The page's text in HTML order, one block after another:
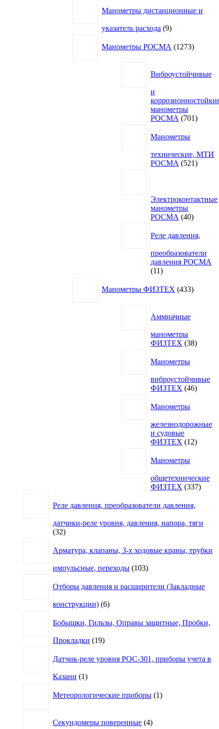
Манометры дистанционные и
указатель расхода 99
Манометры РОСМА
1273товара
Виброустойчивые
и
манометры
РОСМА
701701
Манометры
технические, МТИ
РОСМА
521521
Электроконтактные
манометры
РОСМА
4040
Реле давления,
преобразователи
давления РОСМА
1111
Манометры ФИЗТЕХ 433товара
Аммиачные
манометры
ФИЗТЕХ 3838
Манометры
виброустойчивые
ФИЗТЕХ 4646
Манометры
железнодорожные
и судовые
ФИЗТЕХ
1212
Манометры
общетехнические
ФИЗТЕХ 337337
Реле давления, преобразователи давления,
датчики-реле уровня, давления, напора, тяги
3232
Арматура, клапаны, 3-х ходовые краны, трубки
импульсные, переходы 103103
Отборы давления и расширители (Закладные
конструкции) 66
Бобышки, Гильзы, Оправы защитные, Пробки,
Прокладки 1919
Датчик-реле уровня РОС-301, приборы учета в
Казани 11
Метеорологические приборы 1товар
Секундомеры поверенные 4товара